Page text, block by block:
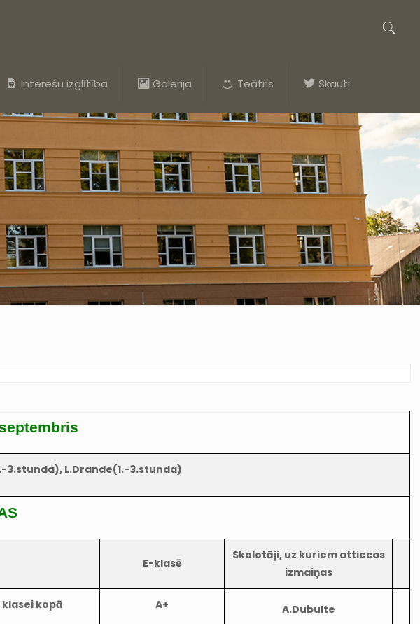
Interešu izglītība Galerija Teātris Skauti
3.stunda), L.Drande(1.-3.stunda)
E-klasē
Skolotāji, uz kuriem attiecas
izmaiņas
kopā A+ A.Dubulte